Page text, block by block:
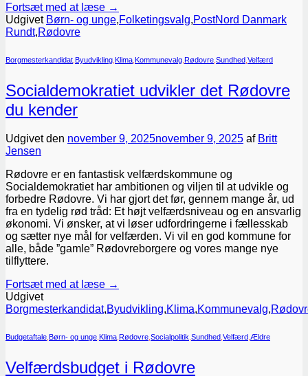
Fortsæt med at læse →
Udgivet Børn- og unge,Folketingsvalg,PostNord Danmark
Rundt,Rødovre
Borgmesterkandidat Byudvikling Klima Kommunevalg Rødovre Sundhed Velfærd
Socialdemokratiet udvikler det Rødovre
du kender
Udgivet den november 9, 2025november 9, 2025 af Britt
Jensen
Rødovre er en fantastisk velfærdskommune og
Socialdemokratiet har ambitionen og viljen til at udvikle og
forbedre Rødovre. Vi har gjort det før, gennem mange år, ud
fra en tydelig rød tråd: Et højt velfærdsniveau og en ansvarlig
økonomi. Vi ønsker, at vi løser udfordringerne i fællesskab
og sætter nye mål for velfærden. Vi vil en god kommune for
alle, både ”gamle” Rødovreborgere og vores mange nye
tilflyttere.
Fortsæt med at læse →
Udgivet
Borgmesterkandidat,Byudvikling,Klima,Kommunevalg,
Budgetaftale Børn- og unge Klima Rødovre Socialpolitik Sundhed Velfærd Ældre
Velfærdsbudget i Rødovre